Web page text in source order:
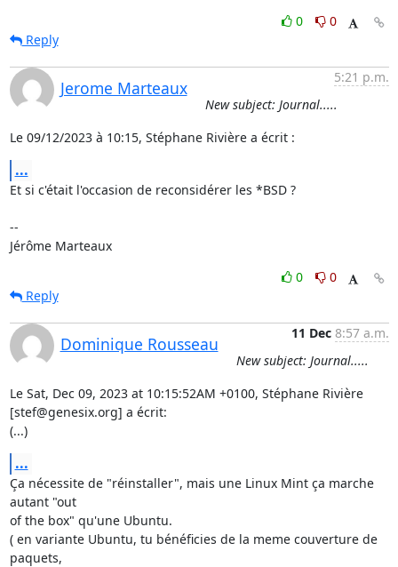
0
0
Reply
Jerome Marteaux
5:21 p.m.
New subject: Journal.....
Le 09/12/2023 à 10:15, Stéphane Rivière a écrit :
...
Et si c'était l'occasion de reconsidérer les *BSD ?
--
Jérôme Marteaux
0
0
Reply
Dominique Rousseau
11 Dec 8:57 a.m.
New subject: Journal.....
Le Sat, Dec 09, 2023 at 10:15:52AM +0100, Stéphane Rivière
[stef@genesix.org] a écrit:
(...)
...
Ça nécessite de "réinstaller", mais une Linux Mint ça marche
autant "out
of the box" qu'une Ubuntu.
( en variante Ubuntu, tu bénéficies de la meme couverture de
paquets,